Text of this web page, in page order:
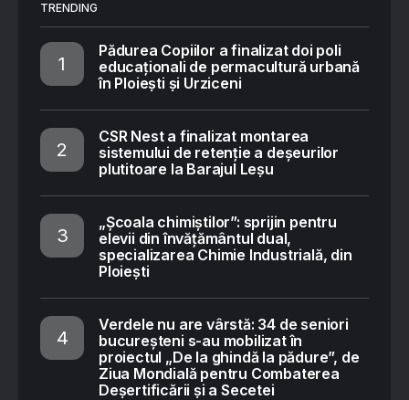
TRENDING
Pădurea Copiilor a finalizat doi poli
educaționali de permacultură urbană
în Ploiești și Urziceni
CSR Nest a finalizat montarea
sistemului de retenție a deșeurilor
plutitoare la Barajul Leșu
„Școala chimiștilor”: sprijin pentru
elevii din învățământul dual,
specializarea Chimie Industrială, din
Ploiești
Verdele nu are vârstă: 34 de seniori
bucureșteni s-au mobilizat în
proiectul „De la ghindă la pădure”, de
Ziua Mondială pentru Combaterea
Deșertificării și a Secetei